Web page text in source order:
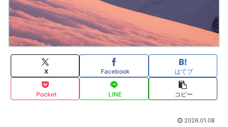
X Facebook はてブ
Pocket LINE コピー
2026.01.08